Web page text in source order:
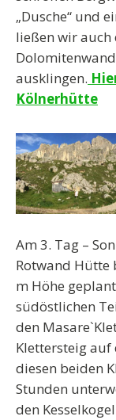
„Dusche“ und
ließen wir auch
ausklingen.
Kölnerhütte
Am 3. Tag –
Rotwand Hütte
m Höhe
südöstlichen
den
Klettersteig auf
diesen beiden
Stunden
den